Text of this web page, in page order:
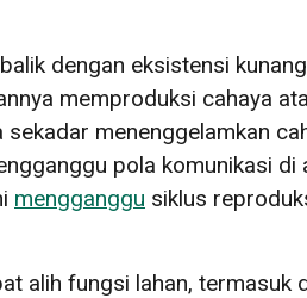
dengan eksistensi
memproduksi cahaya
sekadar menenggelamkan
pola komunikasi di
mengganggu siklus
alih fungsi lahan,